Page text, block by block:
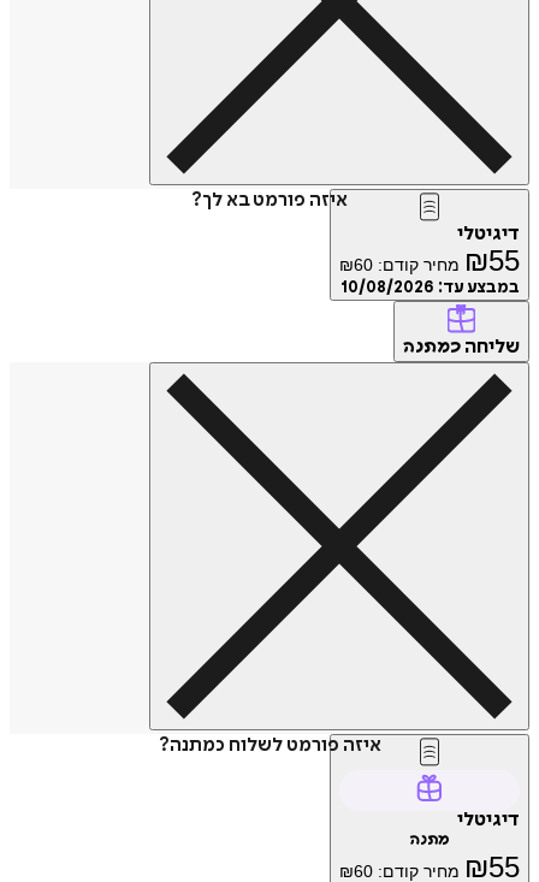
איזה פורמט בא לך?
₪ מחיר קודם: ₪60
עד:10/08/2026
כמתנה
איזה פורמט לשלוח כמתנה?
₪ מחיר קודם: ₪60